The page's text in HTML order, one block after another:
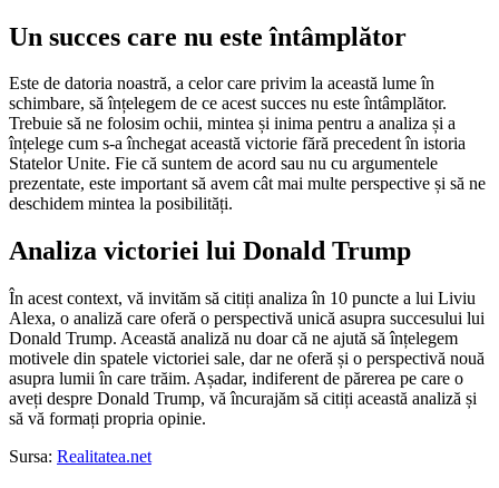
Un succes care nu este întâmplător
Este de datoria noastră, a celor care privim la această lume în
schimbare, să înțelegem de ce acest succes nu este întâmplător.
Trebuie să ne folosim ochii, mintea și inima pentru a analiza și a
înțelege cum s-a închegat această victorie fără precedent în istoria
Statelor Unite. Fie că suntem de acord sau nu cu argumentele
prezentate, este important să avem cât mai multe perspective și să ne
deschidem mintea la posibilități.
Analiza victoriei lui Donald Trump
În acest context, vă invităm să citiți analiza în 10 puncte a lui Liviu
Alexa, o analiză care oferă o perspectivă unică asupra succesului lui
Donald Trump. Această analiză nu doar că ne ajută să înțelegem
motivele din spatele victoriei sale, dar ne oferă și o perspectivă nouă
asupra lumii în care trăim. Așadar, indiferent de părerea pe care o
aveți despre Donald Trump, vă încurajăm să citiți această analiză și
să vă formați propria opinie.
Sursa: Realitatea.net